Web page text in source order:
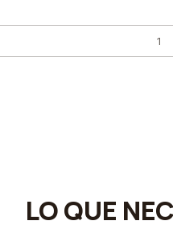
LO QUE